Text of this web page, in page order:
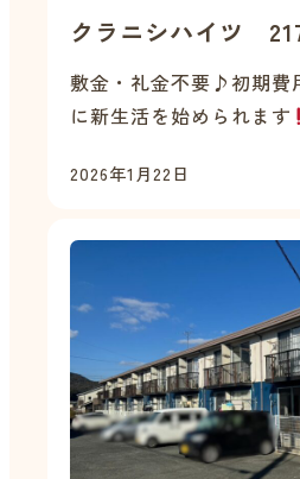
クラニシハイツ
敷金・礼金不要♪初期費
に新生活を始められます
2026年1月22日